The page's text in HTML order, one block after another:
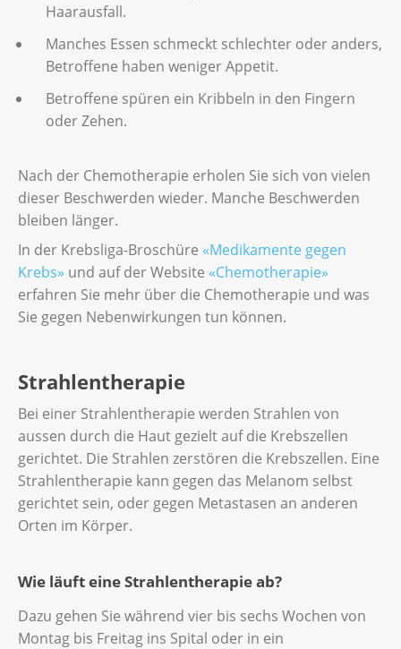
Haarausfall.
Manches Essen schmeckt schlechter oder anders,
Betroffene haben weniger Appetit.
Betroffene spüren ein Kribbeln in den Fingern
oder Zehen.
Nach der Chemotherapie erholen Sie sich von vielen
dieser Beschwerden wieder. Manche Beschwerden
bleiben länger.
In der Krebsliga-Broschüre «Medikamente gegen
Krebs» und auf der Website «Chemotherapie»
erfahren Sie mehr über die Chemotherapie und was
Sie gegen Nebenwirkungen tun können.
Strahlentherapie
Bei einer Strahlentherapie werden Strahlen von
aussen durch die Haut gezielt auf die Krebszellen
gerichtet. Die Strahlen zerstören die Krebszellen. Eine
Strahlentherapie kann gegen das Melanom selbst
gerichtet sein, oder gegen Metastasen an anderen
Orten im Körper.
Wie läuft eine Strahlentherapie ab?
Dazu gehen Sie während vier bis sechs Wochen von
Montag bis Freitag ins Spital oder in ein